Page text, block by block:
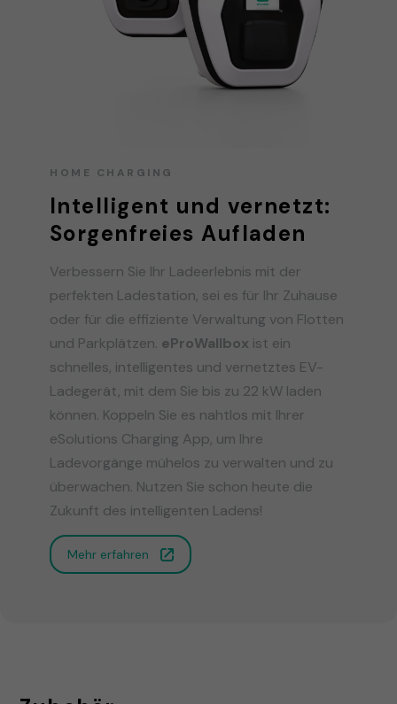
HOME CHARGING
Intelligent und vernetzt:
Sorgenfreies Aufladen
Verbessern Sie Ihr Ladeerlebnis mit der
perfekten Ladestation, sei es für Ihr Zuhause
oder für die effiziente Verwaltung von Flotten
und Parkplätzen. eProWallbox ist ein
schnelles, intelligentes und vernetztes EV-
Ladegerät, mit dem Sie bis zu 22 kW laden
können. Koppeln Sie es nahtlos mit Ihrer
eSolutions Charging App, um Ihre
Ladevorgänge mühelos zu verwalten und zu
überwachen. Nutzen Sie schon heute die
Zukunft des intelligenten Ladens!
Mehr erfahren